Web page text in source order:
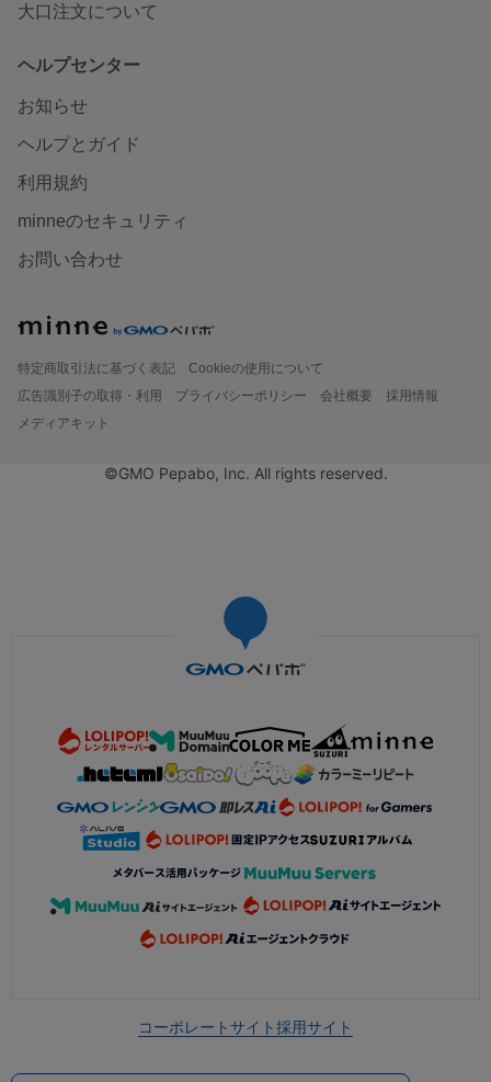
大口注文について
ヘルプセンター
お知らせ
ヘルプとガイド
利用規約
minneのセキュリティ
お問い合わせ
特定商取引法に基づく表記
Cookieの使用について
広告識別子の取得・利用
プライバシーポリシー 会社概要
採用情報
メディアキット
©GMO Pepabo, Inc. All rights reserved.
コーポレートサイト採用サイト